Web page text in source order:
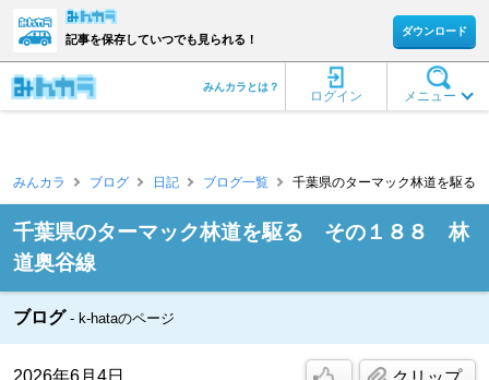
記事を保存していつでも見られる！
ダウンロード
メニュー
ログイン
みんカラとは？
みんカラ ブログ 日記 ブログ一覧 千葉県のターマック林道を駆
千葉県のターマック林道を駆る その１８８ 林
道奥谷線
ブログ k-hataのページ
2026年6月4日